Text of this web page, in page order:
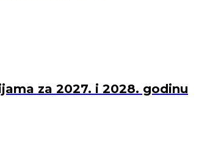
za 2027. i 2028. godinu